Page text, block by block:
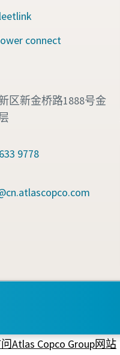
connect
区新金桥路1888号金
9778
Atlas Copco Group网站